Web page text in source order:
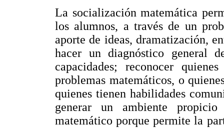
La socialización matemática
los alumnos, a través de un
aporte de ideas, dramatización,
hacer un diagnóstico general
capacidades; reconocer
problemas matemáticos, o
quienes tienen habilidades
generar un ambiente
matemático porque permite la